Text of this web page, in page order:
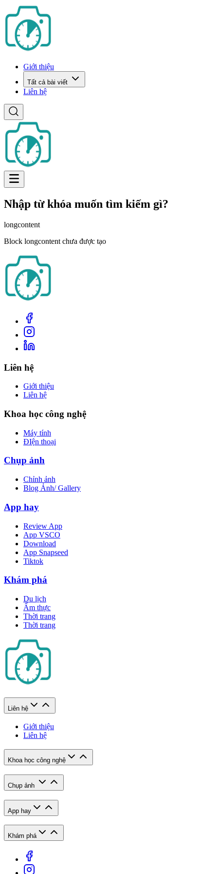
Giới thiệu
Tất cả bài viết
Liên hệ
Nhập từ khóa muốn tìm kiếm gì?
longcontent
Block longcontent chưa được tạo
Liên hệ
Giới thiệu
Liên hệ
Khoa học công nghệ
Máy tính
ĐIện thoại
Chụp ảnh
Chỉnh ảnh
Blog Ảnh/ Gallery
App hay
Review App
App VSCO
Download
App Snapseed
Tiktok
Khám phá
Du lịch
Ẩm thực
Thời trang
Thời trang
Liên hệ
Giới thiệu
Liên hệ
Khoa học công nghệ
Chụp ảnh
App hay
Khám phá